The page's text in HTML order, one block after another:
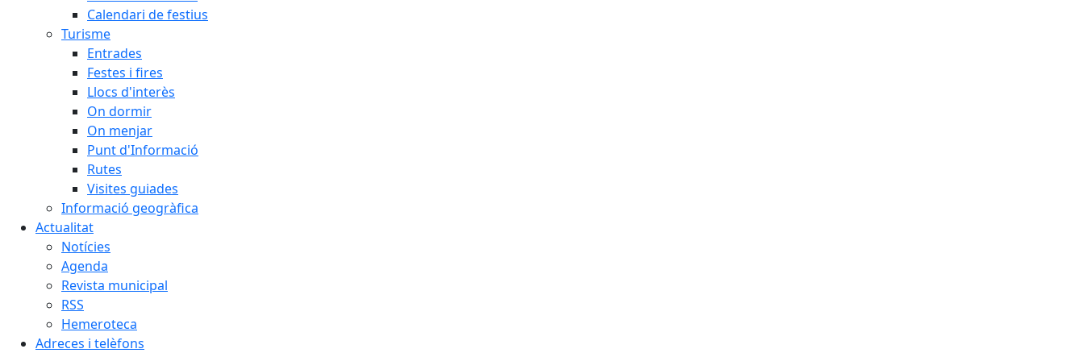
Calendari de festius
Turisme
Entrades
Festes i fires
Llocs d'interès
On dormir
On menjar
Punt d'Informació
Rutes
Visites guiades
Informació geogràfica
Actualitat
Notícies
Agenda
Revista municipal
RSS
Hemeroteca
Adreces i telèfons